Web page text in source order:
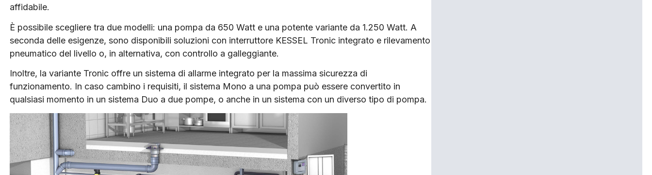
affidabile.
È possibile scegliere tra due modelli: una pompa da 650 Watt e una potente variante da 1.250 Watt. A
seconda delle esigenze, sono disponibili soluzioni con interruttore KESSEL Tronic integrato e rilevamento
pneumatico del livello o, in alternativa, con controllo a galleggiante.
Inoltre, la variante Tronic offre un sistema di allarme integrato per la massima sicurezza di
funzionamento. In caso cambino i requisiti, il sistema Mono a una pompa può essere convertito in
qualsiasi momento in un sistema Duo a due pompe, o anche in un sistema con un diverso tipo di pompa.